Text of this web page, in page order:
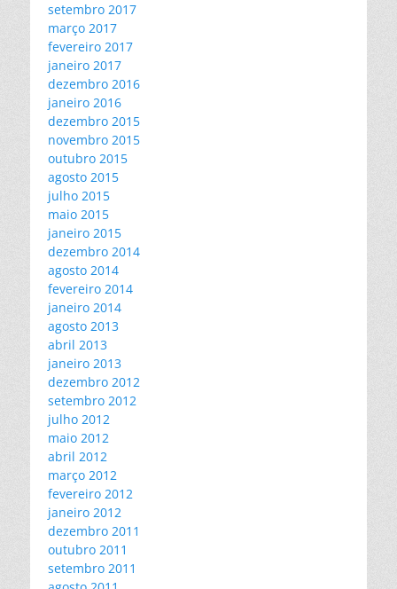
setembro 2017
março 2017
fevereiro 2017
janeiro 2017
dezembro 2016
janeiro 2016
dezembro 2015
novembro 2015
outubro 2015
agosto 2015
julho 2015
maio 2015
janeiro 2015
dezembro 2014
agosto 2014
fevereiro 2014
janeiro 2014
agosto 2013
abril 2013
janeiro 2013
dezembro 2012
setembro 2012
julho 2012
maio 2012
abril 2012
março 2012
fevereiro 2012
janeiro 2012
dezembro 2011
outubro 2011
setembro 2011